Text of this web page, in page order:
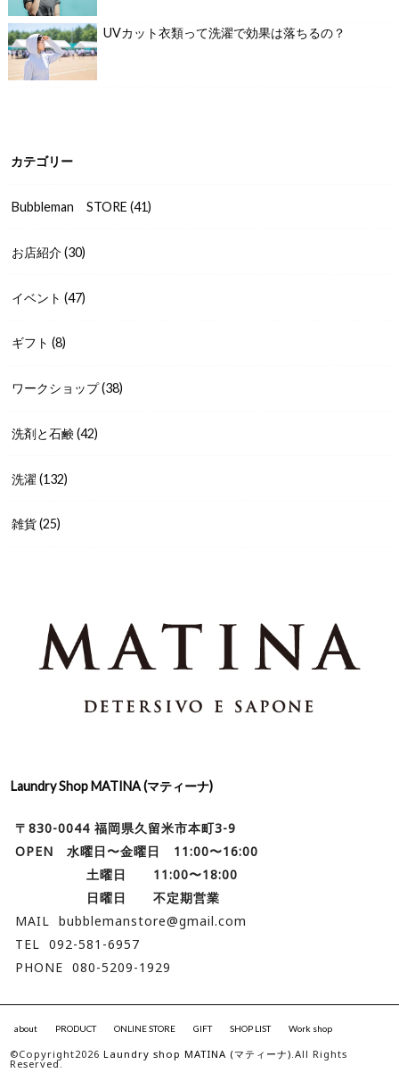
UVカット衣類って洗濯で効果は落ちるの？
カテゴリー
Bubbleman STORE(41)
お店紹介(30)
イベント(47)
ギフト(8)
ワークショップ(38)
洗剤と石鹸(42)
洗濯(132)
雑貨(25)
Laundry Shop MATINA (マティーナ)
〒830-0044 福岡県久留米市本町3-9
OPEN 水曜日〜金曜日 11:00〜16:00
土曜日 11:00〜18:00
日曜日 不定期営業
MAIL bubblemanstore@gmail.com
TEL 092-581-6957
PHONE 080-5209-1929
about PRODUCT ONLINE STORE GIFT SHOP LIST Work shop
©Copyright2026 Laundry shop MATINA (マティーナ) .All Rights
Reserved.